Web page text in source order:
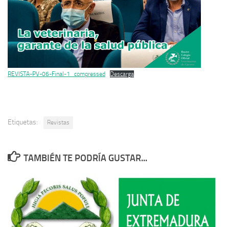
REVISTA-PV-06-Final-1_compressed Descarga
Etiquetas: Revistas
TAMBIÉN TE PODRÍA GUSTAR...